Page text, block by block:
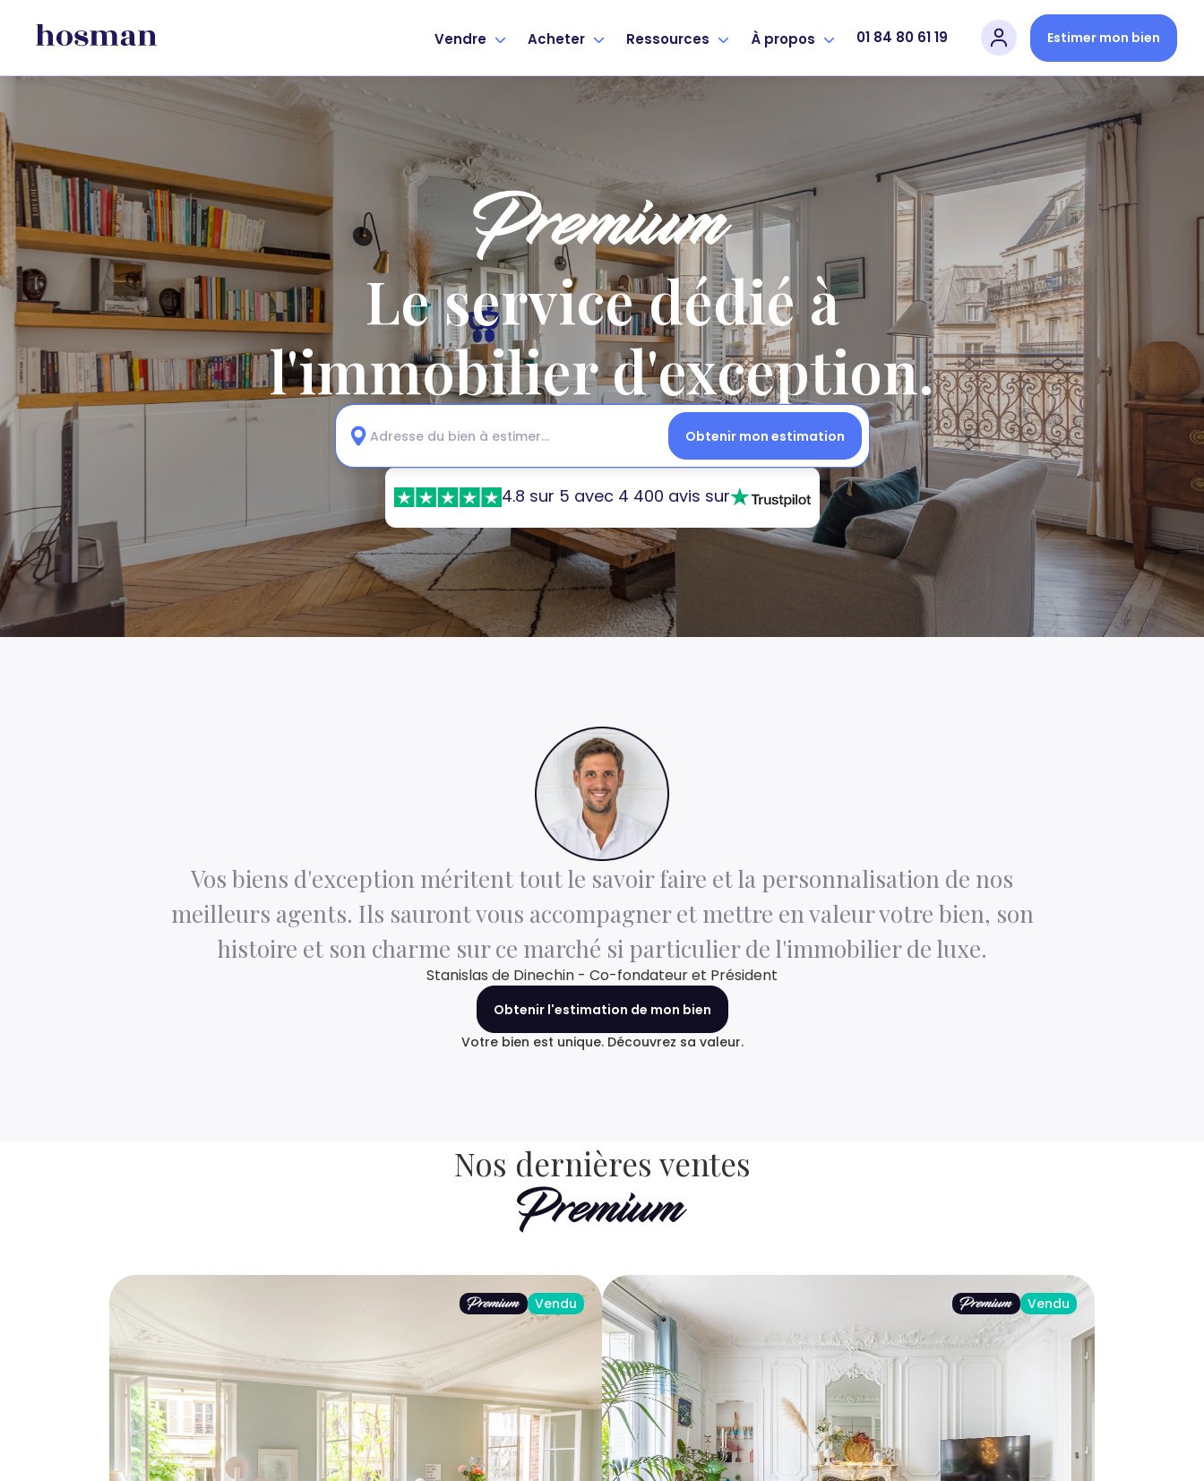
Vendre Acheter Ressources À propos 01 84 80 61 19 Estimer mon bien
Le service dédié à
l'immobilier d'exception.
Obtenir mon estimation
4.8 sur 5 avec 4 400 avis sur
Vos biens d'exception méritent tout le savoir faire et la personnalisation de nos
meilleurs agents. Ils sauront vous accompagner et mettre en valeur votre bien, son
histoire et son charme sur ce marché si particulier de l'immobilier de luxe.
Stanislas de Dinechin - Co-fondateur et Président
Obtenir l'estimation de mon bien
Votre bien est unique. Découvrez sa valeur.
Nos dernières ventes
Vendu Vendu